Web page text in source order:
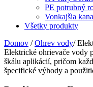
PE potrubný
Vonkajšia
Všetky produkty
Domov / Ohrev vody/
Elektrické ohrievače vody
škálu aplikácií, pričom
špecifické výhody a